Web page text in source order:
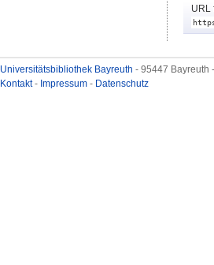
URL
Universitätsbibliothek Bayreuth - 95447 Bayreuth
Kontakt- Impressum - Datenschutz